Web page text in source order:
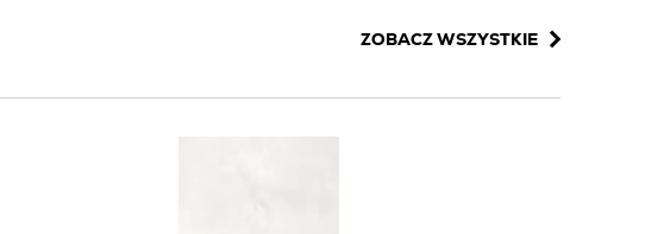
ZOBACZ WSZYSTKIE